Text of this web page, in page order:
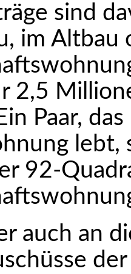
sind
im Altbau
2,5
Paar,
92-
auch an